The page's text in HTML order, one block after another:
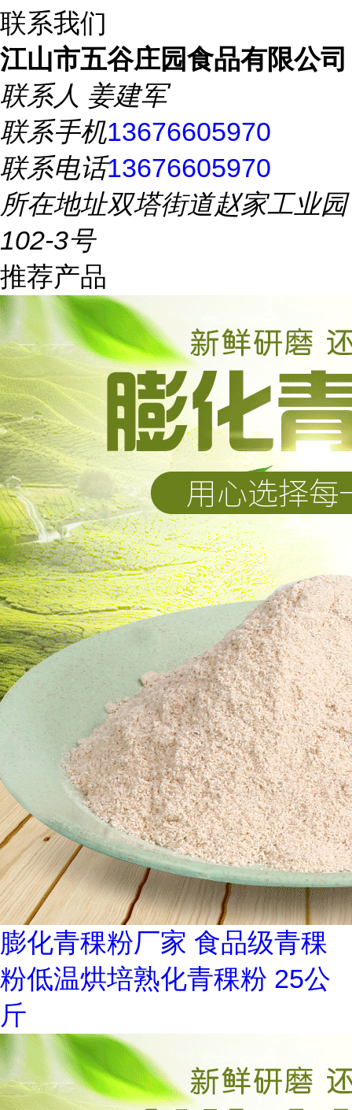
联系我们
江山市五谷庄园食品有限公司
联系人 姜建军
联系手机13676605970
联系电话13676605970
所在地址双塔街道赵家工业园
102-3号
推荐产品
膨化青稞粉厂家 食品级青稞
粉低温烘培熟化青稞粉 25公
斤